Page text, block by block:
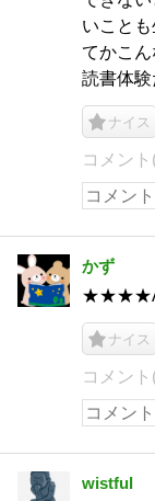
いこと
てかこ
読書体験
ナイス
コメント
かず
ナイス
コメント
wistful